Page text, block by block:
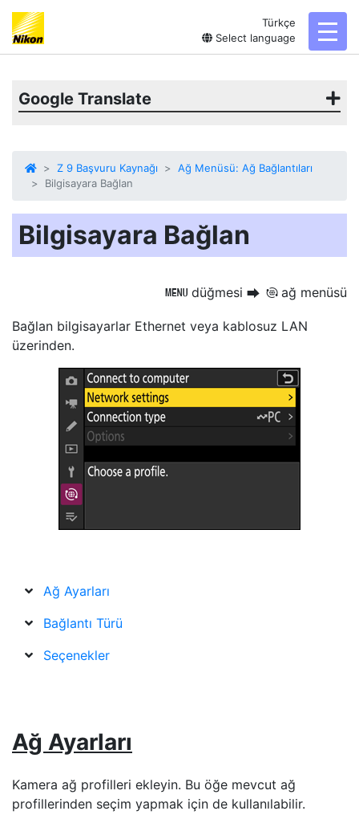
Türkçe
Select language
Google Translate
Z 9 Başvuru Kaynağı
Ağ Menüsü: Ağ Bağlantıları
Bilgisayara Bağlan
Bilgisayara Bağlan
G düğmesi U F ağ menüsü
Bağlan bilgisayarlar Ethernet veya kablosuz LAN
üzerinden.
Ağ Ayarları
Bağlantı Türü
Seçenekler
Ağ Ayarları
Kamera ağ profilleri ekleyin. Bu öğe mevcut ağ
profillerinden seçim yapmak için de kullanılabilir.